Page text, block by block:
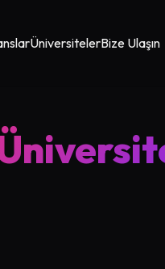
ÜniversitelerBize Ulaşın